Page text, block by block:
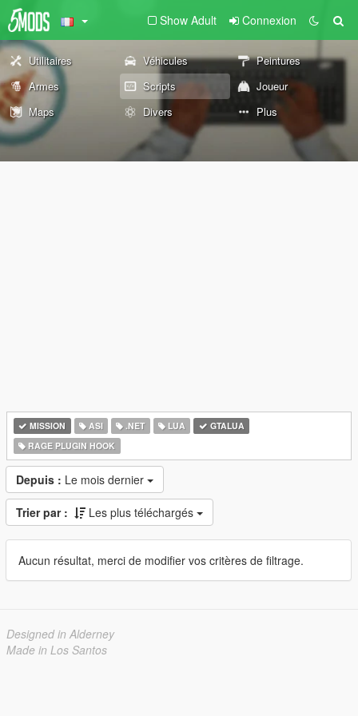
Show Adult Connexion
Utilitaires Véhicules
Peintures
Armes
Scripts
Joueur
Maps
Divers Plus
MISSION ASI .NET LUA
GTALUA
RAGE PLUGIN HOOK
Depuis : Le mois dernier
Trier par : Les plus téléchargés
Aucun résultat, merci de modifier vos critères de filtrage.
Designed in Alderney
Made in Los Santos